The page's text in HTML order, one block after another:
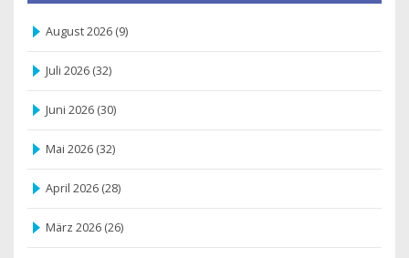
August 2026 (9)
Juli 2026 (32)
Juni 2026 (30)
Mai 2026 (32)
April 2026 (28)
März 2026 (26)